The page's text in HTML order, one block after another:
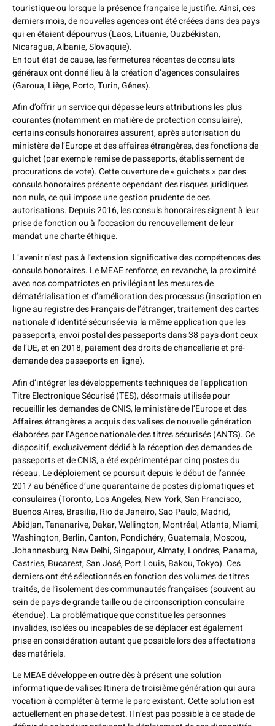
touristique ou lorsque la présence française le justifie. Ainsi, ces
derniers mois, de nouvelles agences ont été créées dans des pays
qui en étaient dépourvus (Laos, Lituanie, Ouzbékistan,
Nicaragua, Albanie, Slovaquie).
En tout état de cause, les fermetures récentes de consulats
généraux ont donné lieu à la création d’agences consulaires
(Garoua, Liège, Porto, Turin, Gênes).
Afin d’offrir un service qui dépasse leurs attributions les plus
courantes (notamment en matière de protection consulaire),
certains consuls honoraires assurent, après autorisation du
ministère de l’Europe et des affaires étrangères, des fonctions de
guichet (par exemple remise de passeports, établissement de
procurations de vote). Cette ouverture de « guichets » par des
consuls honoraires présente cependant des risques juridiques
non nuls, ce qui impose une gestion prudente de ces
autorisations. Depuis 2016, les consuls honoraires signent à leur
prise de fonction ou à l’occasion du renouvellement de leur
mandat une charte éthique.
L’avenir n’est pas à l’extension significative des compétences des
consuls honoraires. Le MEAE renforce, en revanche, la proximité
avec nos compatriotes en privilégiant les mesures de
dématérialisation et d’amélioration des processus (inscription en
ligne au registre des Français de l’étranger, traitement des cartes
nationale d’identité sécurisée via la même application que les
passeports, envoi postal des passeports dans 38 pays dont ceux
de l’UE, et en 2018, paiement des droits de chancellerie et pré-
demande des passeports en ligne).
Afin d’intégrer les développements techniques de l’application
Titre Electronique Sécurisé (TES), désormais utilisée pour
recueillir les demandes de CNIS, le ministère de l’Europe et des
Affaires étrangères a acquis des valises de nouvelle génération
élaborées par l’Agence nationale des titres sécurisés (ANTS). Ce
dispositif, exclusivement dédié à la réception des demandes de
passeports et de CNIS, a été expérimenté par cinq postes du
réseau. Le déploiement se poursuit depuis le début de l’année
2017 au bénéfice d’une quarantaine de postes diplomatiques et
consulaires (Toronto, Los Angeles, New York, San Francisco,
Buenos Aires, Brasilia, Rio de Janeiro, Sao Paulo, Madrid,
Abidjan, Tananarive, Dakar, Wellington, Montréal, Atlanta, Miami,
Washington, Berlin, Canton, Pondichéry, Guatemala, Moscou,
Johannesburg, New Delhi, Singapour, Almaty, Londres, Panama,
Castries, Bucarest, San José, Port Louis, Bakou, Tokyo). Ces
derniers ont été sélectionnés en fonction des volumes de titres
traités, de l’isolement des communautés françaises (souvent au
sein de pays de grande taille ou de circonscription consulaire
étendue). La problématique que constitue les personnes
invalides, isolées ou incapables de se déplacer est également
prise en considération autant que possible lors des affectations
des matériels.
Le MEAE développe en outre dès à présent une solution
informatique de valises Itinera de troisième génération qui aura
vocation à compléter à terme le parc existant. Cette solution est
actuellement en phase de test. Il n’est pas possible à ce stade de